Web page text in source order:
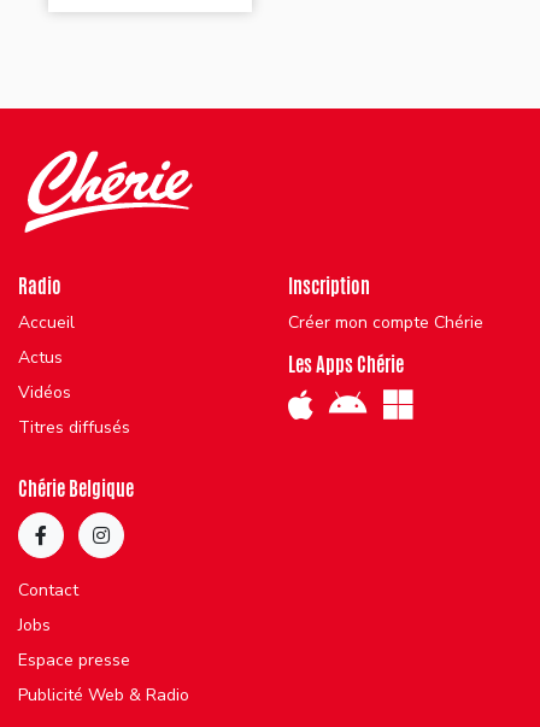
Radio
Accueil
Actus
Vidéos
Titres diffusés
Inscription
Créer mon compte Chérie
Les Apps Chérie
Chérie Belgique
Contact
Jobs
Espace presse
Publicité Web & Radio